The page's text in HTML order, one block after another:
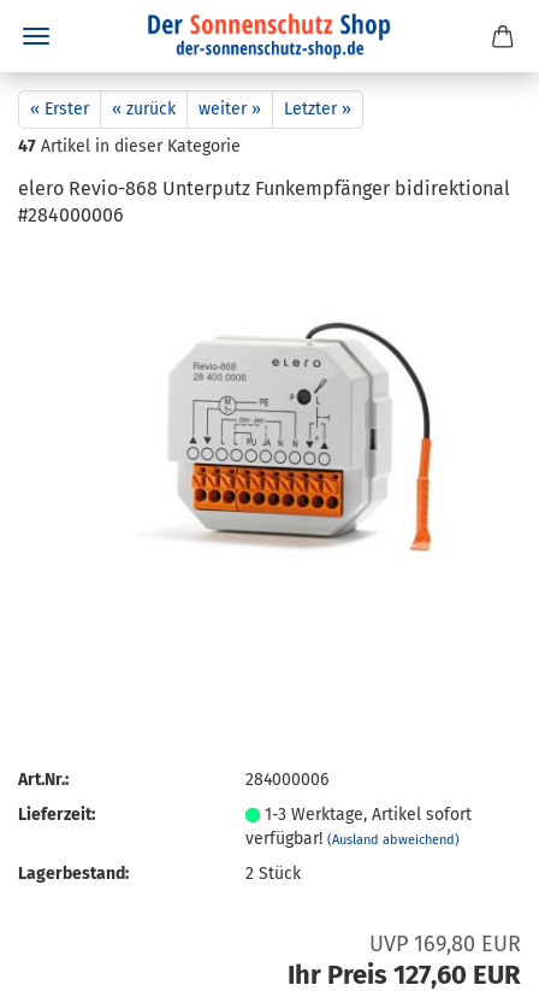
« Erster « zurück weiter »
Letzter »
47 Artikel in dieser Kategorie
elero Revio-​868 Un­ter­putz Funk­emp­fän­ger bi­di­rek­tio­nal
#284000006
Art.Nr.:
284000006
Lieferzeit:
1-3 Werktage, Artikel sofort
verfügbar!(Ausland abweichend)
Lagerbestand: 2Stück
UVP 169,80 EUR
Ihr Preis 127,60 EUR